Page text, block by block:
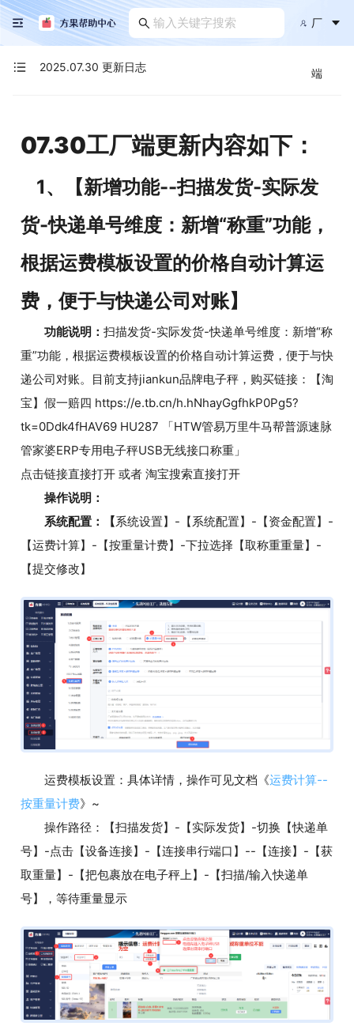
厂
端
2025.07.30 更新日志
07.30工厂端更新内容如下：
1、【新增功能--扫描发货-实际发
货-快递单号维度：新增“称重”功能，
根据运费模板设置的价格自动计算运
费，便于与快递公司对账】
功能说明： 扫描发货-实际发货-快递单号维度：新增“称
重”功能，根据运费模板设置的价格自动计算运费，便于与快
递公司对账。目前支持jiankun品牌电子秤，购买链接：【淘
宝】假一赔四 https://e.tb.cn/h.hNhayGgfhkP0Pg5?
tk=0Ddk4fHAV69 HU287 「HTW管易万里牛马帮普源速脉
管家婆ERP专用电子秤USB无线接口称重」
点击链接直接打开 或者 淘宝搜索直接打开
操作说明：
系统配置：【系统设置】-【系统配置】-【资金配置】-
【运费计算】-【按重量计费】-下拉选择【取称重重量】-
【提交修改】
运费模板设置：具体详情，操作可见文档《运费计算--
按重量计费》~
操作路径：【扫描发货】-【实际发货】-切换【快递单
号】-点击【设备连接】-【连接串行端口】--【连接】-【获
取重量】-【把包裹放在电子秤上】-【扫描/输入快递单
号】，等待重量显示